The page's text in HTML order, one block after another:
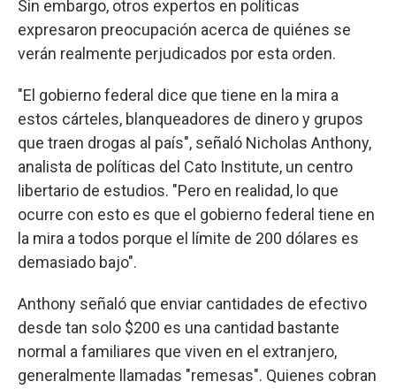
Sin embargo, otros expertos en políticas
expresaron preocupación acerca de quiénes se
verán realmente perjudicados por esta orden.
"El gobierno federal dice que tiene en la mira a
estos cárteles, blanqueadores de dinero y grupos
que traen drogas al país", señaló Nicholas Anthony,
analista de políticas del Cato Institute, un centro
libertario de estudios. "Pero en realidad, lo que
ocurre con esto es que el gobierno federal tiene en
la mira a todos porque el límite de 200 dólares es
demasiado bajo".
Anthony señaló que enviar cantidades de efectivo
desde tan solo $200 es una cantidad bastante
normal a familiares que viven en el extranjero,
generalmente llamadas "remesas". Quienes cobran